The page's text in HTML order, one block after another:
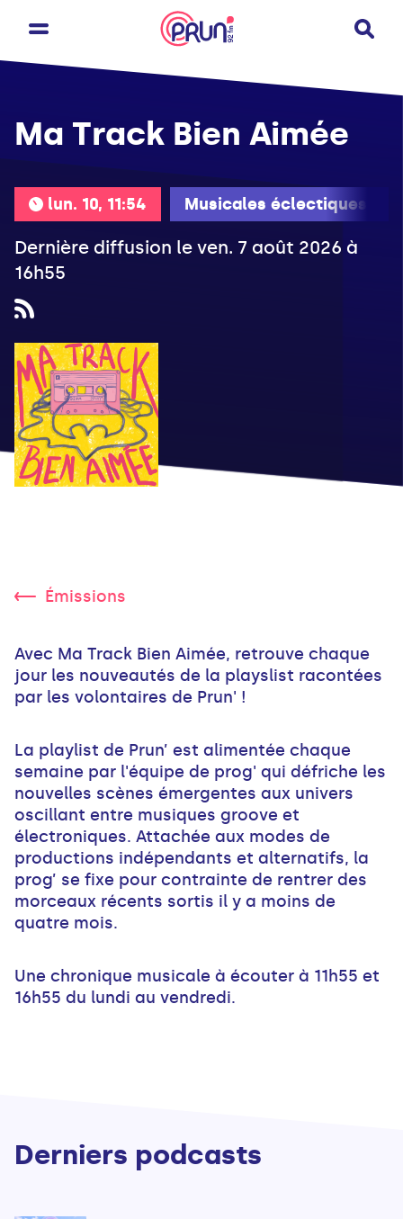
lun. 10, 11:54 Musicales éclectiques
Ma Track Bien Aimée
Dernière diffusion le ven. 7 août 2026 à
16h55
Émissions
Avec Ma Track Bien Aimée, retrouve chaque
jour les nouveautés de la playslist racontées
par les volontaires de Prun' !
La playlist de Prun’ est alimentée chaque
semaine par l'équipe de prog' qui défriche les
nouvelles scènes émergentes aux univers
oscillant entre musiques groove et
électroniques. Attachée aux modes de
productions indépendants et alternatifs, la
prog’ se fixe pour contrainte de rentrer des
morceaux récents sortis il y a moins de
quatre mois.
Une chronique musicale à écouter à 11h55 et
16h55 du lundi au vendredi.
Derniers podcasts